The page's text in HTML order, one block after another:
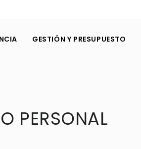
GESTIÓN Y PRESUPUESTO
PERSONAL